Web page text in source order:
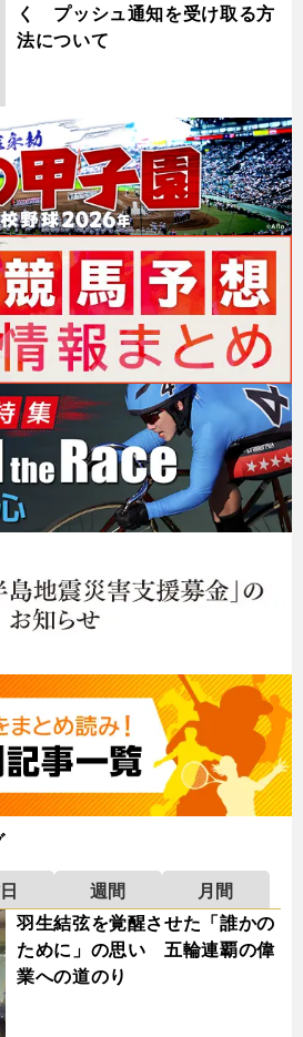
く プッシュ通知を受け取る方
法について
週間
月間
羽生結弦を覚醒させた「誰かの
ために」の思い 五輪連覇の偉
業への道のり